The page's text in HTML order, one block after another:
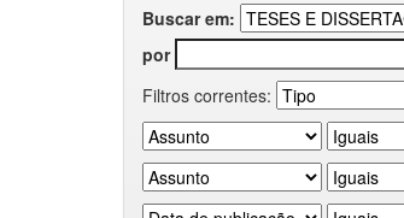
Buscar em:
por
Filtros correntes: